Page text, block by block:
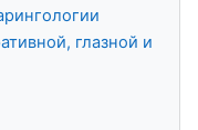
глазной и